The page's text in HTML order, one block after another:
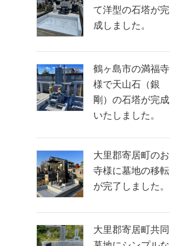
て洋型の石塔が完
成しました。
鶴ヶ島市の満福寺
様で天山石（銀
剛）の石塔が完成
いたしました。
大里郡寄居町のお
寺様に墓地の移転
が完了しました。
大里郡寄居町共同